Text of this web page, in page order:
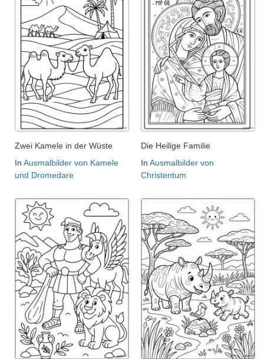
Zwei Kamele in der Wüste
In Ausmalbilder von Kamele
und Dromedare
Die Heilige Familie
In Ausmalbilder von
Christentum